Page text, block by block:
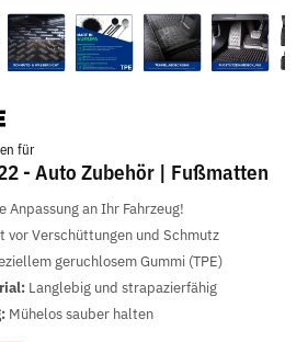
für
- Auto Zubehör | Fußmatten
Anpassung an Ihr Fahrzeug!
vor Verschüttungen und Schmutz
geruchlosem Gummi (TPE)
Langlebig und strapazierfähig
Mühelos sauber halten